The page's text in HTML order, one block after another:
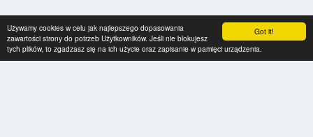
Got it!
Używamy cookies w celu jak najlepszego dopasowania
zawartości strony do potrzeb Użytkowników. Jeśli nie blokujesz
tych plików, to zgadzasz się na ich użycie oraz zapisanie w pamięci urządzenia.